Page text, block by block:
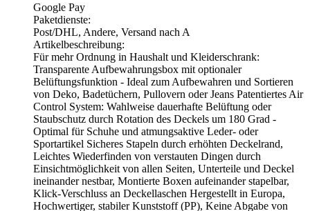
Google Pay
Paketdienste:
Post/DHL, Andere, Versand nach A
Artikelbeschreibung:
Für mehr Ordnung in Haushalt und Kleiderschrank:
Transparente Aufbewahrungsbox mit optionaler
Belüftungsfunktion - Ideal zum Aufbewahren und Sortieren
von Deko, Badetüchern, Pullovern oder Jeans Patentiertes Air
Control System: Wahlweise dauerhafte Belüftung oder
Staubschutz durch Rotation des Deckels um 180 Grad -
Optimal für Schuhe und atmungsaktive Leder- oder
Sportartikel Sicheres Stapeln durch erhöhten Deckelrand,
Leichtes Wiederfinden von verstauten Dingen durch
Einsichtmöglichkeit von allen Seiten, Unterteile und Deckel
ineinander nestbar, Montierte Boxen aufeinander stapelbar,
Klick-Verschluss an Deckellaschen Hergestellt in Europa,
Hochwertiger, stabiler Kunststoff (PP), Keine Abgabe von